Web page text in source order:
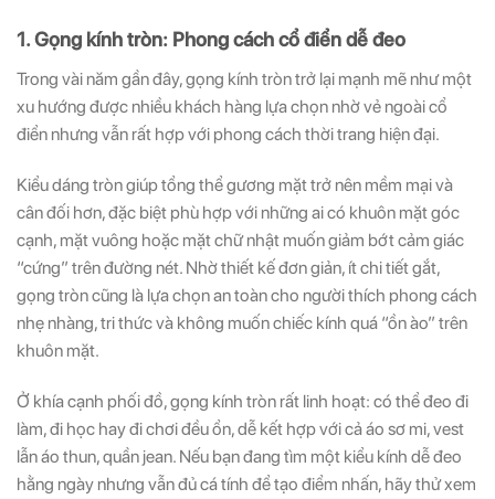
1. Gọng kính tròn: Phong cách cổ điển dễ đeo
Trong vài năm gần đây, gọng kính tròn trở lại mạnh mẽ như một
xu hướng được nhiều khách hàng lựa chọn nhờ vẻ ngoài cổ
điển nhưng vẫn rất hợp với phong cách thời trang hiện đại.
Kiểu dáng tròn giúp tổng thể gương mặt trở nên mềm mại và
cân đối hơn, đặc biệt phù hợp với những ai có khuôn mặt góc
cạnh, mặt vuông hoặc mặt chữ nhật muốn giảm bớt cảm giác
“cứng” trên đường nét. Nhờ thiết kế đơn giản, ít chi tiết gắt,
gọng tròn cũng là lựa chọn an toàn cho người thích phong cách
nhẹ nhàng, tri thức và không muốn chiếc kính quá “ồn ào” trên
khuôn mặt.
Ở khía cạnh phối đồ, gọng kính tròn rất linh hoạt: có thể đeo đi
làm, đi học hay đi chơi đều ổn, dễ kết hợp với cả áo sơ mi, vest
lẫn áo thun, quần jean. Nếu bạn đang tìm một kiểu kính dễ đeo
hằng ngày nhưng vẫn đủ cá tính để tạo điểm nhấn, hãy thử xem